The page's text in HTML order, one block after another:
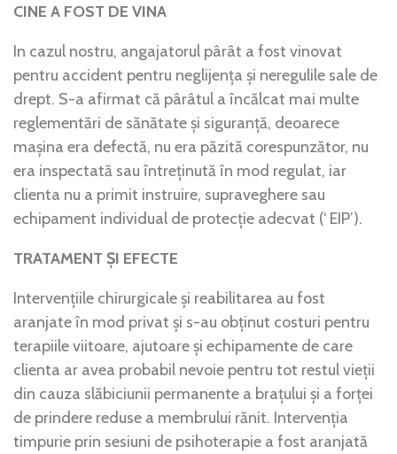
CINE A FOST DE VINA
In cazul nostru, angajatorul pârât a fost vinovat
pentru accident pentru neglijența și neregulile sale de
drept. S-a afirmat că pârâtul a încălcat mai multe
reglementări de sănătate și siguranță, deoarece
mașina era defectă, nu era păzită corespunzător, nu
era inspectată sau întreținută în mod regulat, iar
clienta nu a primit instruire, supraveghere sau
echipament individual de protecție adecvat (‘ EIP’).
TRATAMENT ŞI EFECTE
Intervențiile chirurgicale și reabilitarea au fost
aranjate în mod privat și s-au obținut costuri pentru
terapiile viitoare, ajutoare și echipamente de care
clienta ar avea probabil nevoie pentru tot restul vieții
din cauza slăbiciunii permanente a brațului și a forței
de prindere reduse a membrului rănit. Intervenția
timpurie prin sesiuni de psihoterapie a fost aranjată